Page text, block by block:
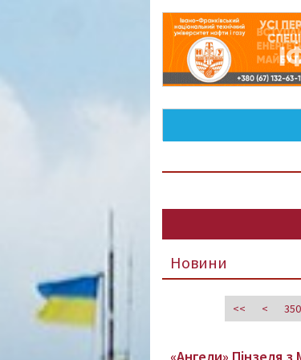
Новини
<< <
«Ангели» Пінзеля